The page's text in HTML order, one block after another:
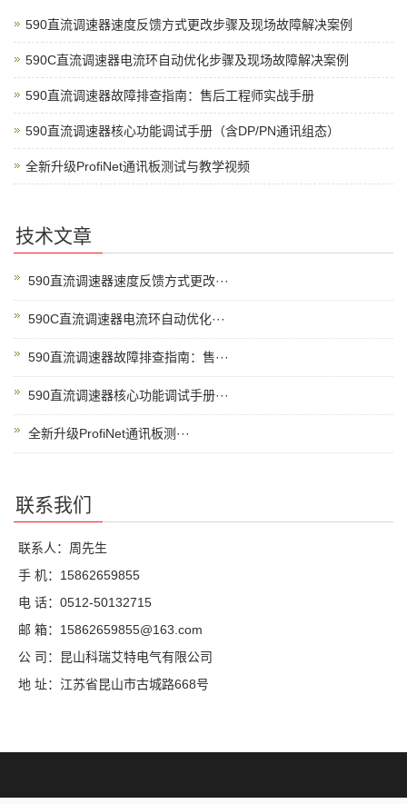
590直流调速器速度反馈方式更改步骤及现场故障解决案例
590C直流调速器电流环自动优化步骤及现场故障解决案例
590直流调速器故障排查指南：售后工程师实战手册
590直流调速器核心功能调试手册（含DP/PN通讯组态）
全新升级ProfiNet通讯板测试与教学视频
技术文章
590直流调速器速度反馈方式更改···
590C直流调速器电流环自动优化···
590直流调速器故障排查指南：售···
590直流调速器核心功能调试手册···
全新升级ProfiNet通讯板测···
联系我们
联系人：周先生
手 机：15862659855
电 话：0512-50132715
邮 箱：15862659855@163.com
公 司：昆山科瑞艾特电气有限公司
地 址：江苏省昆山市古城路668号